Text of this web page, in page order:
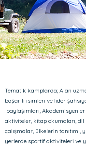
Tematik kamplarda; Alan
başarılı isimleri ve lider
paylaşımları,
aktiviteler, kitap okumaları,
çalışmalar, ülkelerin tanıtımı,
yerlerde sportif aktiviteleri ve